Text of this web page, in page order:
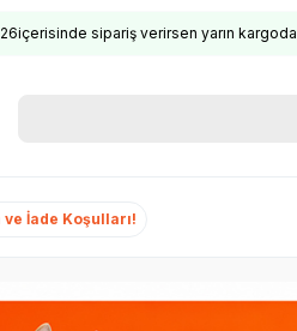
içerisinde sipariş verirsen yarın kargoda
İade Koşulları!